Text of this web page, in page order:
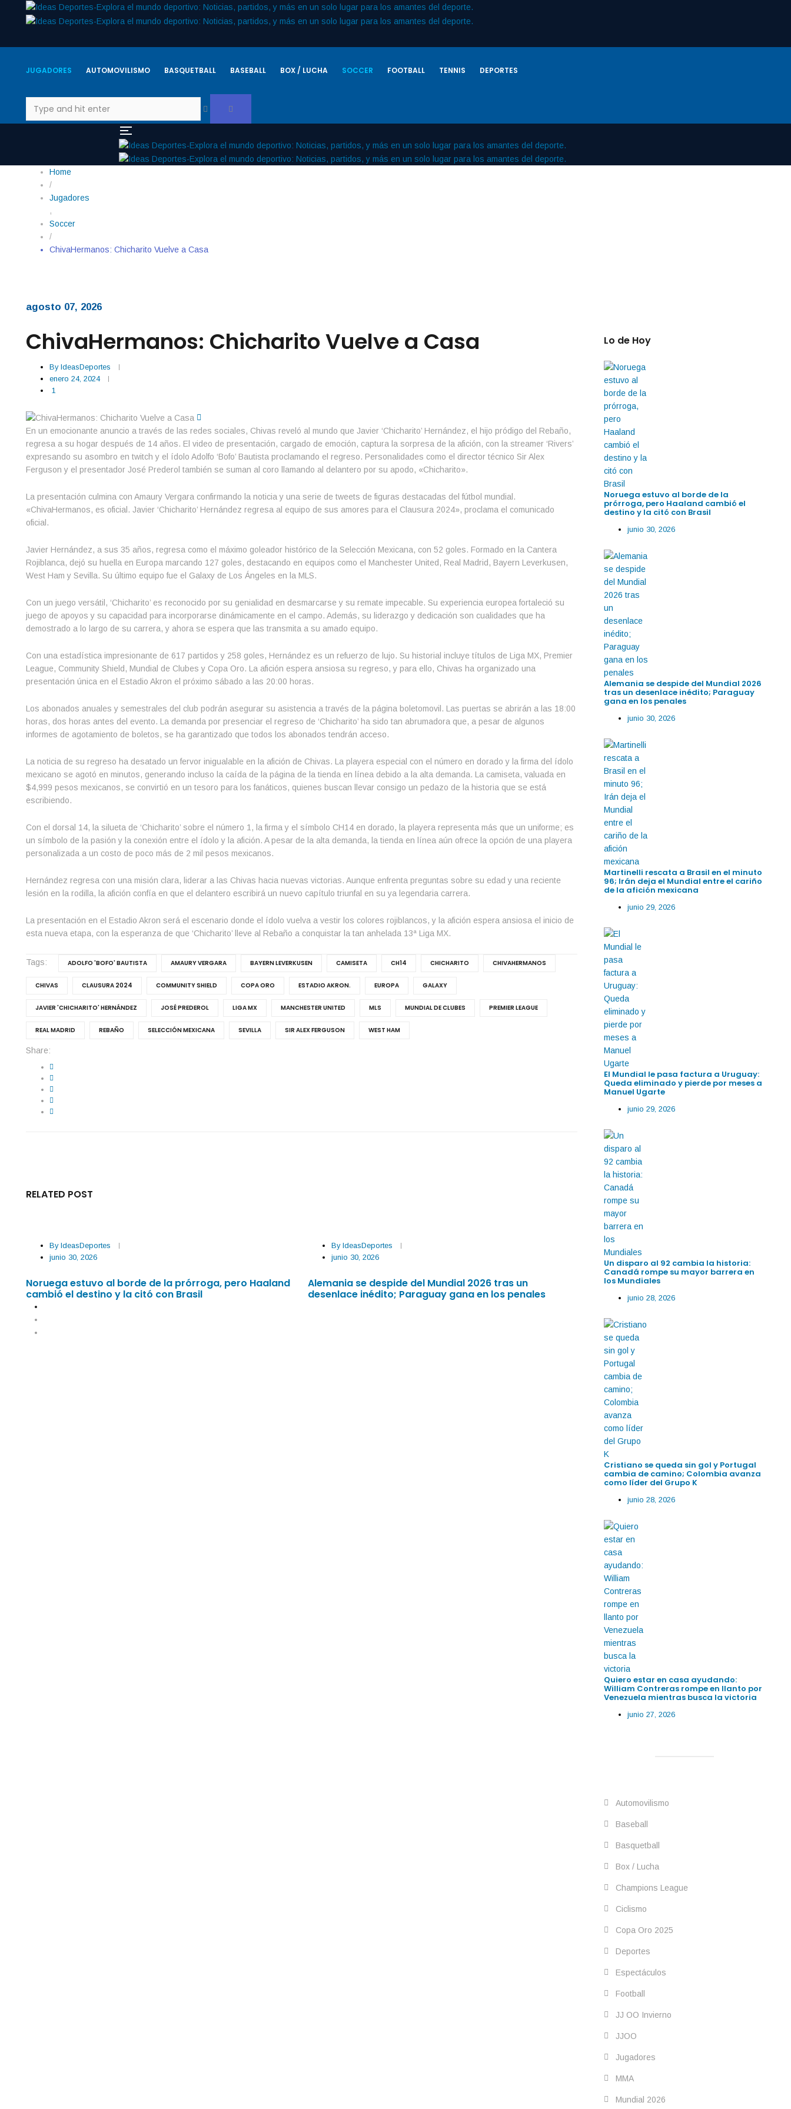
JUGADORES AUTOMOVILISMO BASQUETBALL BASEBALL BOX / LUCHA SOCCER FOOTBALL TENNIS DEPORTES
Home
/
Jugadores
,
Soccer
/
ChivaHermanos: Chicharito Vuelve a Casa
agosto 07, 2026
ChivaHermanos: Chicharito Vuelve a Casa
By IdeasDeportes
enero 24, 2024
1
En un emocionante anuncio a través de las redes sociales, Chivas reveló al mundo que Javier ‘Chicharito’ Hernández, el hijo pródigo del Rebaño,
regresa a su hogar después de 14 años. El video de presentación, cargado de emoción, captura la sorpresa de la afición, con la streamer ‘Rivers’
expresando su asombro en twitch y el ídolo Adolfo ‘Bofo’ Bautista proclamando el regreso. Personalidades como el director técnico Sir Alex
Ferguson y el presentador José Prederol también se suman al coro llamando al delantero por su apodo, «Chicharito».
La presentación culmina con Amaury Vergara confirmando la noticia y una serie de tweets de figuras destacadas del fútbol mundial.
«ChivaHermanos, es oficial. Javier ‘Chicharito’ Hernández regresa al equipo de sus amores para el Clausura 2024», proclama el comunicado
oficial.
Javier Hernández, a sus 35 años, regresa como el máximo goleador histórico de la Selección Mexicana, con 52 goles. Formado en la Cantera
Rojiblanca, dejó su huella en Europa marcando 127 goles, destacando en equipos como el Manchester United, Real Madrid, Bayern Leverkusen,
West Ham y Sevilla. Su último equipo fue el Galaxy de Los Ángeles en la MLS.
Con un juego versátil, ‘Chicharito’ es reconocido por su genialidad en desmarcarse y su remate impecable. Su experiencia europea fortaleció su
juego de apoyos y su capacidad para incorporarse dinámicamente en el campo. Además, su liderazgo y dedicación son cualidades que ha
demostrado a lo largo de su carrera, y ahora se espera que las transmita a su amado equipo.
Con una estadística impresionante de 617 partidos y 258 goles, Hernández es un refuerzo de lujo. Su historial incluye títulos de Liga MX, Premier
League, Community Shield, Mundial de Clubes y Copa Oro. La afición espera ansiosa su regreso, y para ello, Chivas ha organizado una
presentación única en el Estadio Akron el próximo sábado a las 20:00 horas.
Los abonados anuales y semestrales del club podrán asegurar su asistencia a través de la página boletomovil. Las puertas se abrirán a las 18:00
horas, dos horas antes del evento. La demanda por presenciar el regreso de ‘Chicharito’ ha sido tan abrumadora que, a pesar de algunos
informes de agotamiento de boletos, se ha garantizado que todos los abonados tendrán acceso.
La noticia de su regreso ha desatado un fervor inigualable en la afición de Chivas. La playera especial con el número en dorado y la firma del ídolo
mexicano se agotó en minutos, generando incluso la caída de la página de la tienda en línea debido a la alta demanda. La camiseta, valuada en
$4,999 pesos mexicanos, se convirtió en un tesoro para los fanáticos, quienes buscan llevar consigo un pedazo de la historia que se está
escribiendo.
Con el dorsal 14, la silueta de ‘Chicharito’ sobre el número 1, la firma y el símbolo CH14 en dorado, la playera representa más que un uniforme; es
un símbolo de la pasión y la conexión entre el ídolo y la afición. A pesar de la alta demanda, la tienda en línea aún ofrece la opción de una playera
personalizada a un costo de poco más de 2 mil pesos mexicanos.
Hernández regresa con una misión clara, liderar a las Chivas hacia nuevas victorias. Aunque enfrenta preguntas sobre su edad y una reciente
lesión en la rodilla, la afición confía en que el delantero escribirá un nuevo capítulo triunfal en su ya legendaria carrera.
La presentación en el Estadio Akron será el escenario donde el ídolo vuelva a vestir los colores rojiblancos, y la afición espera ansiosa el inicio de
esta nueva etapa, con la esperanza de que ‘Chicharito’ lleve al Rebaño a conquistar la tan anhelada 13ª Liga MX.
Tags: ADOLFO 'BOFO' BAUTISTA AMAURY VERGARA BAYERN LEVERKUSEN CAMISETA CH14 CHICHARITO CHIVAHERMANOS
CHIVAS CLAUSURA 2024 COMMUNITY SHIELD COPA ORO ESTADIO AKRON. EUROPA GALAXY
JAVIER 'CHICHARITO' HERNÁNDEZ JOSÉ PREDEROL LIGA MX MANCHESTER UNITED MLS MUNDIAL DE CLUBES PREMIER LEAGUE
REAL MADRID REBAÑO SELECCIÓN MEXICANA SEVILLA SIR ALEX FERGUSON WEST HAM
Share:
RELATED POST
By IdeasDeportes
junio 30, 2026
Noruega estuvo al borde de la prórroga, pero Haaland
cambió el destino y la citó con Brasil
By IdeasDeportes
junio 30, 2026
Alemania se despide del Mundial 2026 tras un
desenlace inédito; Paraguay gana en los penales
junio 29, 2026
Martinelli rescata a Brasil en el minuto
Mundial entre el cariño de la afición
Lo de Hoy
Noruega estuvo al borde de la
prórroga, pero Haaland cambió el
destino y la citó con Brasil
junio 30, 2026
Alemania se despide del Mundial 2026
tras un desenlace inédito; Paraguay
gana en los penales
junio 30, 2026
Martinelli rescata a Brasil en el minuto
96; Irán deja el Mundial entre el cariño
de la afición mexicana
junio 29, 2026
El Mundial le pasa factura a Uruguay:
Queda eliminado y pierde por meses a
Manuel Ugarte
junio 29, 2026
Un disparo al 92 cambia la historia:
Canadá rompe su mayor barrera en
los Mundiales
junio 28, 2026
Cristiano se queda sin gol y Portugal
cambia de camino; Colombia avanza
como líder del Grupo K
junio 28, 2026
Quiero estar en casa ayudando:
William Contreras rompe en llanto por
Venezuela mientras busca la victoria
junio 27, 2026
Automovilismo
Baseball
Basquetball
Box / Lucha
Champions League
Ciclismo
Copa Oro 2025
Deportes
Espectáculos
Football
JJ OO Invierno
JJOO
Jugadores
MMA
Mundial 2026